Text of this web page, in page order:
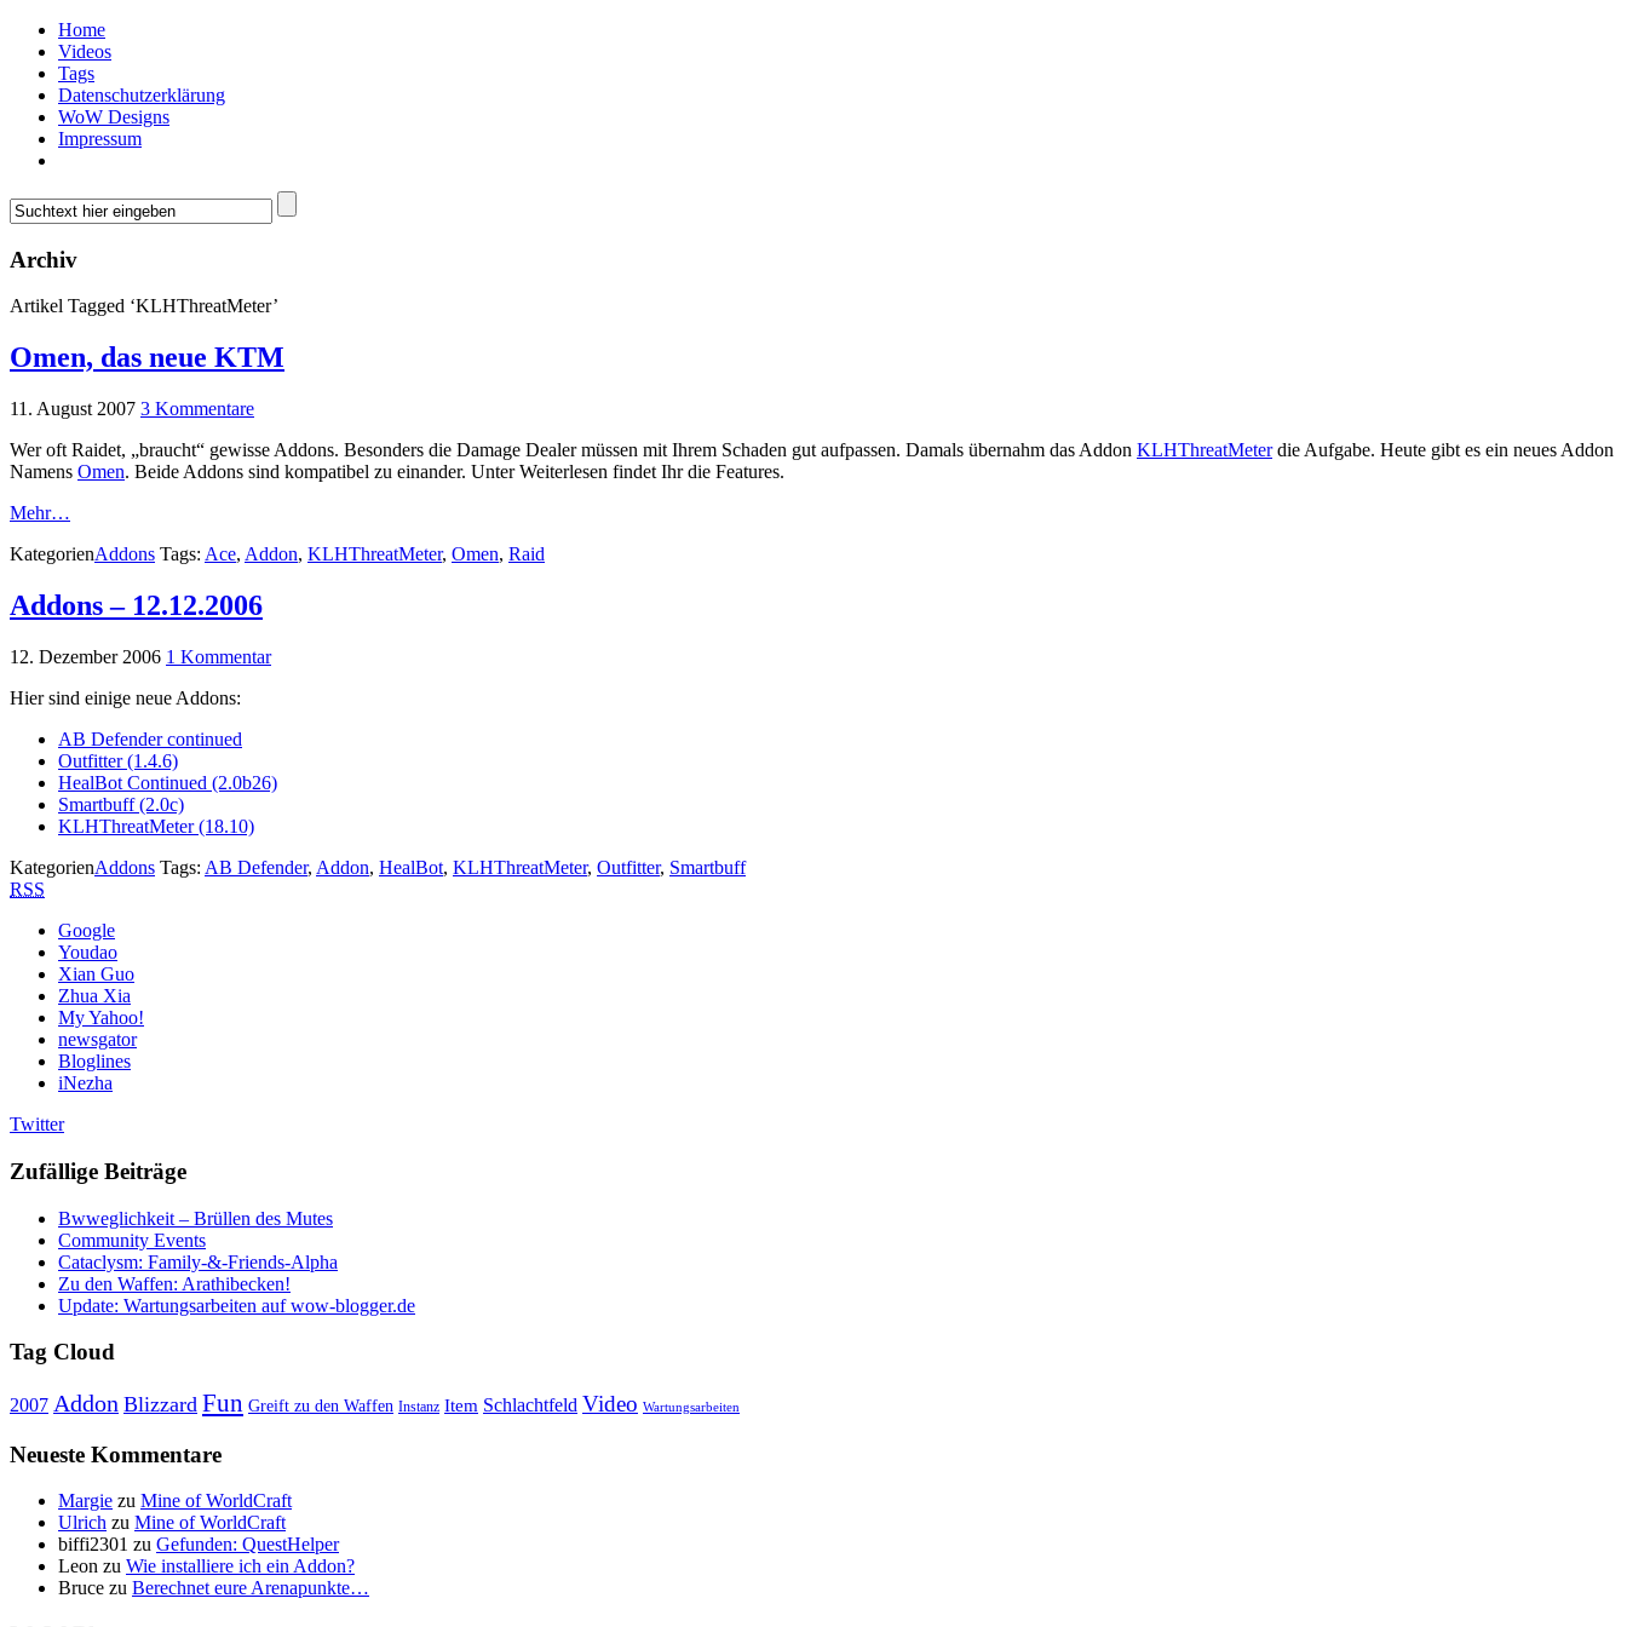
Home
Videos
Tags
Datenschutzerklärung
WoW Designs
Impressum
Archiv
Artikel Tagged ‘KLHThreatMeter’
Omen, das neue KTM
11. August 2007 3 Kommentare
Wer oft Raidet, „braucht“ gewisse Addons. Besonders die Damage Dealer müssen mit Ihrem Schaden gut aufpassen. Damals übernahm das Addon KLHThreatMeterdie Aufgabe. Heute gibt es ein neues Addon
Namens Omen. Beide Addons sind kompatibel zu einander. Unter Weiterlesen findet Ihr die Features.
Mehr…
KategorienAddons Tags: Ace, Addon, KLHThreatMeter, Omen, Raid
Addons – 12.12.2006
12. Dezember 2006 1 Kommentar
Hier sind einige neue Addons:
AB Defender continued
Outfitter (1.4.6)
HealBot Continued (2.0b26)
Smartbuff (2.0c)
KLHThreatMeter (18.10)
KategorienAddons Tags: AB Defender, Addon, HealBot, KLHThreatMeter, Outfitter, Smartbuff
RSS
Google
Youdao
Xian Guo
Zhua Xia
My Yahoo!
newsgator
Bloglines
iNezha
Twitter
Zufällige Beiträge
Bwweglichkeit – Brüllen des Mutes
Community Events
Cataclysm: Family-&-Friends-Alpha
Zu den Waffen: Arathibecken!
Update: Wartungsarbeiten auf wow-blogger.de
Tag Cloud
2007 Addon Blizzard Fun Greift zu den Waffen Instanz Item Schlachtfeld Video Wartungsarbeiten
Neueste Kommentare
Margie zu Mine of WorldCraft
Ulrich zu Mine of WorldCraft
biffi2301 zu Gefunden: QuestHelper
Leon zu Wie installiere ich ein Addon?
Bruce zu Berechnet eure Arenapunkte…